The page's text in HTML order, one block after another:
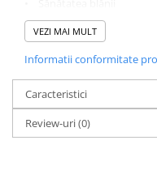
• Sănătatea pielii
• Satisface apetitul
De talie mică dar plin de
Terrier (sau „Westie”)
din categoria terrierilor.
Blana caracteristică aspră
necesită o îngrijire
VEZI MAI MULT
Informatii conformitate
Caracteristici
Review-uri(0)